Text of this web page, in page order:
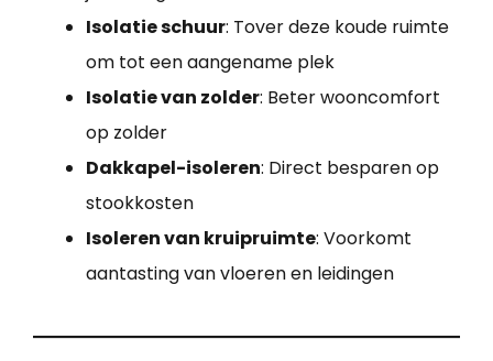
Isolatie schuur: Tover deze koude ruimte
om tot een aangename plek
Isolatie van zolder: Beter wooncomfort
op zolder
Dakkapel-isoleren: Direct besparen op
stookkosten
Isoleren van kruipruimte: Voorkomt
aantasting van vloeren en leidingen